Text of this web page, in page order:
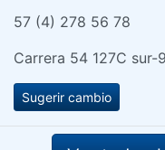
57 (4) 278 56 78
Carrera 54 127C sur-
Sugerir cambio